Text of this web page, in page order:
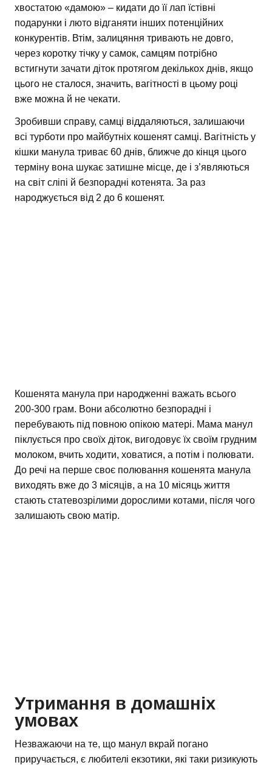
хвостатою «дамою» – кидати до її лап їстівні
подарунки і люто відганяти інших потенційних
конкурентів. Втім, залицяння тривають не довго,
через коротку тічку у самок, самцям потрібно
встигнути зачати діток протягом декількох днів, якщо
цього не сталося, значить, вагітності в цьому році
вже можна й не чекати.
Зробивши справу, самці віддаляються, залишаючи
всі турботи про майбутніх кошенят самці. Вагітність у
кішки манула триває 60 днів, ближче до кінця цього
терміну вона шукає затишне місце, де і з’являються
на світ сліпі й безпорадні котенята. За раз
народжується від 2 до 6 кошенят.
Кошенята манула при народженні важать всього
200-300 грам. Вони абсолютно безпорадні і
перебувають під повною опікою матері. Мама манул
піклується про своїх діток, вигодовує їх своїм грудним
молоком, вчить ходити, ховатися, а потім і полювати.
До речі на перше своє полювання кошенята манула
виходять вже до 3 місяців, а на 10 місяць життя
стають статевозрілими дорослими котами, після чого
залишають свою матір.
Утримання в домашніх
умовах
Незважаючи на те, що манул вкрай погано
приручається, є любителі екзотики, які таки ризикують